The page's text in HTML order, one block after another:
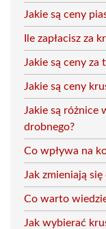
Jakie są ceny
Ile zapłacisz
Jakie są ceny za
Jakie są ceny
Jakie są różnice
drobnego?
Co wpływa na
Jak zmieniają
Co warto
Jak wybierać